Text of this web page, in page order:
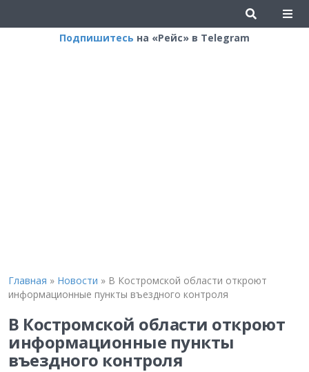
Подпишитесь на «Рейс» в Telegram
Главная » Новости » В Костромской области откроют
информационные пункты въездного контроля
В Костромской области откроют
информационные пункты
въездного контроля